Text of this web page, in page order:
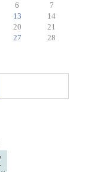
6
7
13
14
20
21
27
28